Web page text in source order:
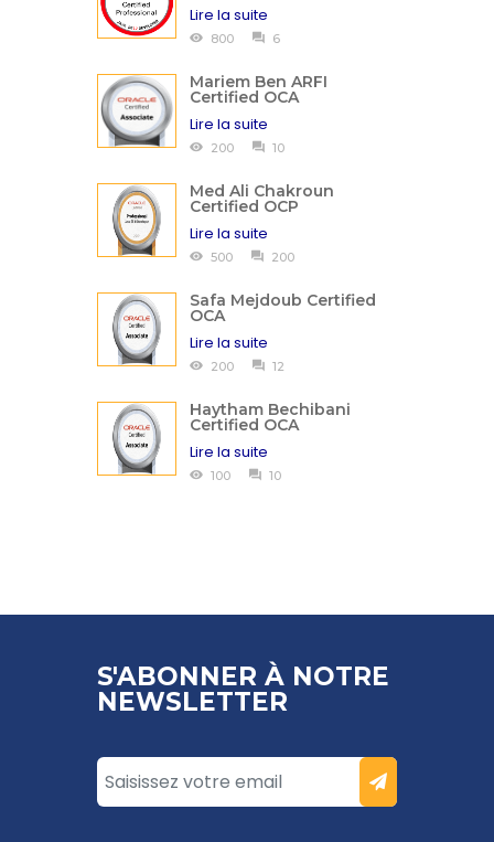
Lire la suite
800 6
Mariem Ben ARFI
Certified OCA
Lire la suite
200 10
Med Ali Chakroun
Certified OCP
Lire la suite
500 200
Safa Mejdoub Certified
OCA
Lire la suite
200 12
Haytham Bechibani
Certified OCA
Lire la suite
100 10
S'ABONNER À NOTRE
NEWSLETTER